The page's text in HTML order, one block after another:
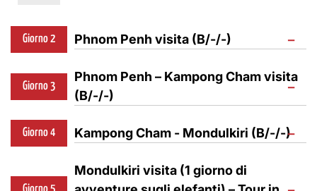
Giorno 2 Phnom Penh visita (B/-/-) −
Inizierete la vostra giornata con la visita al
Palazzo Reale
Pagoda d’Argento
, situata all’interno del
parco del Palazzo Reale. la Pagoda
pavimento, composto da 5000 piastrelle
d’argento. I tesori trovati all’interno
Giorno 3
Phnom Penh – Kampong Cham visita
(B/-/-)
−
Partenza per Kampong Cham(125km ~
che è una etnia importante della Cambogia
e del Vietnam. La città attira viaggiatori
Giorno 4 Kampong Cham - Mondulkiri (B/-/-)−
Partenza perMondulkiri, una provincia
Mondulkiri visita (1 giorno di